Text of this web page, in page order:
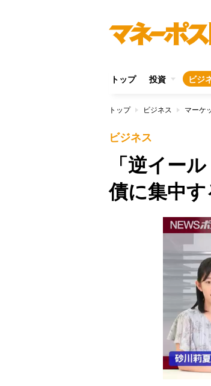
トップ 投資 ビジ
トップ ビジネス マーケ
ビジネス
「逆イー
債に集中す